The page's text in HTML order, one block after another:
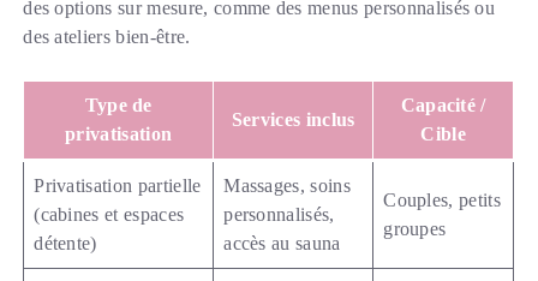
des options sur mesure, comme des menus personnalisés ou
des ateliers bien-être.
Type de
privatisation
Services inclus
Capacité /
Cible
Privatisation partielle
(cabines et espaces
détente)
Massages, soins
personnalisés,
accès au sauna
Couples, petits
groupes